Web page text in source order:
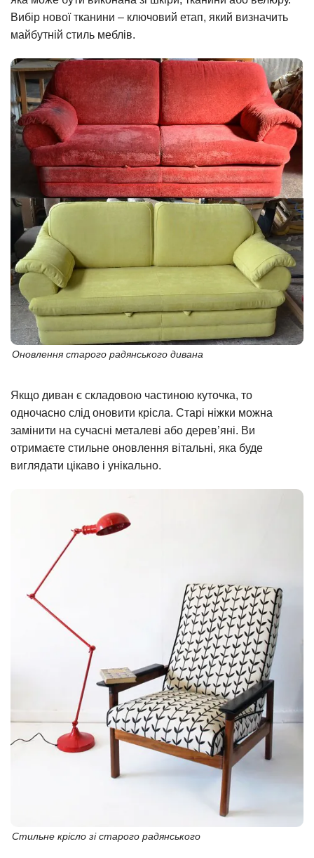
Вибір нової тканини – ключовий етап, який визначить
майбутній стиль меблів.
Оновлення старого радянського дивана
Якщо диван є складовою частиною куточка, то
одночасно слід оновити крісла. Старі ніжки можна
замінити на сучасні металеві або дерев’яні. Ви
отримаєте стильне оновлення вітальні, яка буде
виглядати цікаво і унікально.
Стильне крісло зі старого радянського